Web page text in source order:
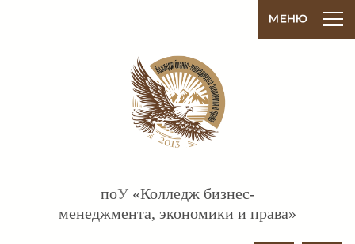
поУ«Колледж бизнес-
менеджмента, экономики и права»